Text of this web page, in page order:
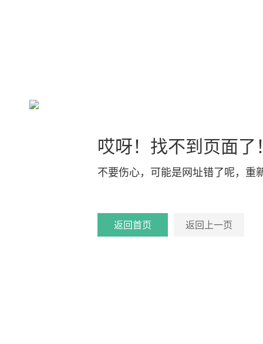
哎呀！找不到页面了
不要伤心，可能是网址错了呢，重
返回首页 返回上一页